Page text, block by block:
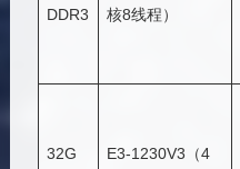
DDR3
核8线程）
32G
E3-1230V3（4